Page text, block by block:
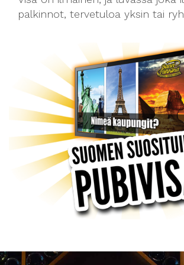
palkinnot, tervetuloa yksin tai